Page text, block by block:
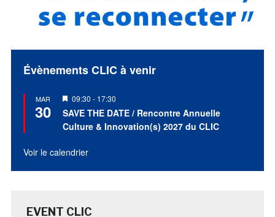
Évènements CLIC à venir
MAR
30
Mis
en
avant
09:30 - 17:30
SAVE THE DATE / Rencontre Annuelle
Culture & Innovation(s) 2027 du CLIC
Voir le calendrier
EVENT CLIC